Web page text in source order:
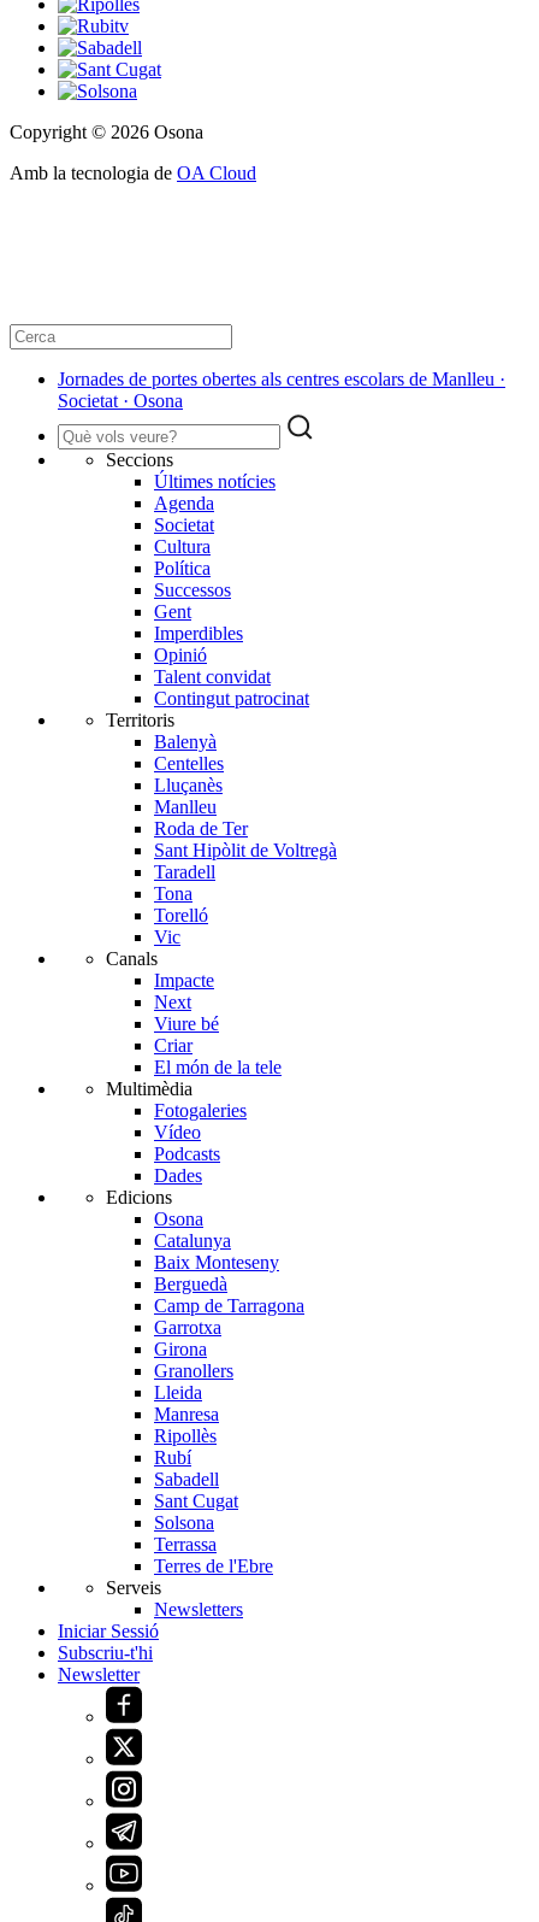
Copyright © 2026 Osona
Amb la tecnologia de OA Cloud
Jornades de portes obertes als centres escolars de Manlleu ·
Societat · Osona
Seccions
Últimes notícies
Agenda
Societat
Cultura
Política
Successos
Gent
Imperdibles
Opinió
Talent convidat
Contingut patrocinat
Territoris
Balenyà
Centelles
Lluçanès
Manlleu
Roda de Ter
Sant Hipòlit de Voltregà
Taradell
Tona
Torelló
Vic
Canals
Impacte
Next
Viure bé
Criar
El món de la tele
Multimèdia
Fotogaleries
Vídeo
Podcasts
Dades
Edicions
Osona
Catalunya
Baix Monteseny
Berguedà
Camp de Tarragona
Garrotxa
Girona
Granollers
Lleida
Manresa
Ripollès
Rubí
Sabadell
Sant Cugat
Solsona
Terrassa
Terres de l'Ebre
Serveis
Newsletters
Iniciar Sessió
Subscriu-t'hi
Newsletter